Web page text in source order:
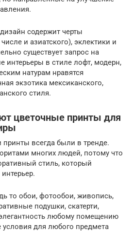
содержит черты
и азиатского), эклектики и
существует запрос на
интерьеры в стиле лофт, модерн,
натурам нравятся
экзотика мексиканского,
стиля.
цветочные принты для
всегда были в тренде.
многих людей, потому что
стиль, который
то обои, фотообои, живопись,
подушки, скатерти,
любому помещению
условия для любого предмета